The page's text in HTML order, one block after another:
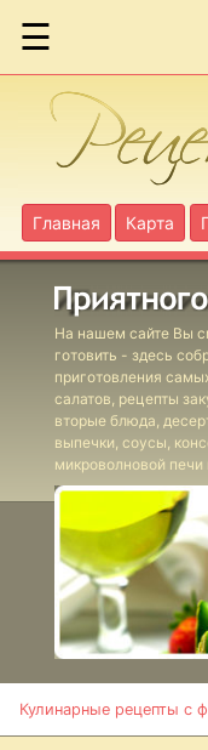
☰
Главная Карта
На нашем сайте Вы
готовить - здесь
приготовления
салатов, рецепты
вторые блюда,
выпечки, соусы,
микроволновой печи
Кулинарные рецепты с
Булочки-
подставки для
пасхальных яиц
Красная пасха с
цедрой и
курагой
Неаполитанский
пасхальный
пирог
Пасха с
шоколадом
Пасха со
сгущенным
Пасхальные